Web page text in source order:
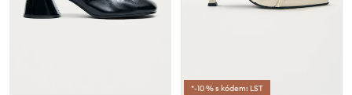
*-10 % s kódem: LST